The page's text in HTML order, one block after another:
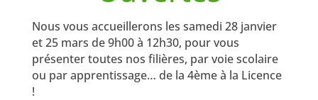
13 Déc 2022|Actualités
Nous vous accueillerons les samedi 28 janvier
et 25 mars de 9h00 à 12h30, pour vous
présenter toutes nos filières, par voie scolaire
ou par apprentissage… de la 4ème à la Licence
!